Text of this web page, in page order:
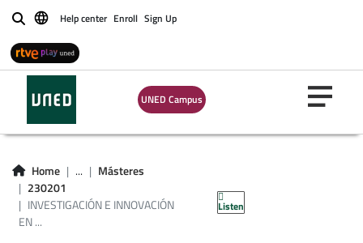
BuscarHelp center Enroll Sign Up
UNED Campus
Home ...
Másteres
230201
INVESTIGACIÓN E INNOVACIÓN
EN ...
Listen
INVESTIGACIÓN E
INNOVACIÓN EN
ORIENTACIÓN
PERSONAL